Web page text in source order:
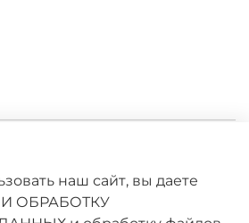
наш сайт, вы даете
И ОБРАБОТКУ